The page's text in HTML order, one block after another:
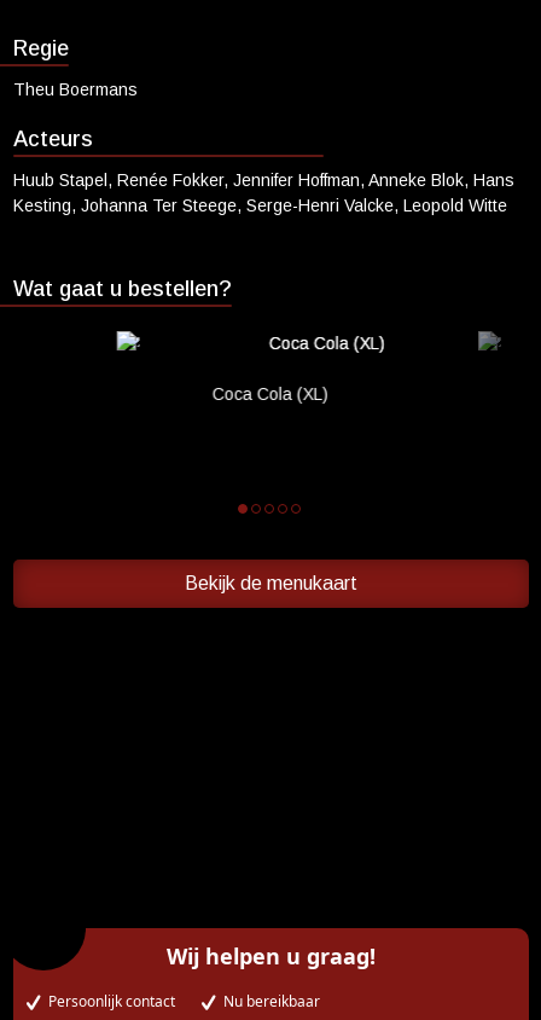
ONZE BIOSCOOP
Ons serviceconcept
Eten en drinken
Vacatures
Contact
Tarieven
Regie
Theu Boermans
Acteurs
Huub Stapel, Renée Fokker, Jennifer Hoffman, Anneke Blok, Hans
Kesting, Johanna Ter Steege, Serge-Henri Valcke, Leopold Witte
Wat gaat u bestellen?
Coca Cola (XL)
Bekijk de menukaart
Wij helpen u graag!
Persoonlijk contact Nu bereikbaar